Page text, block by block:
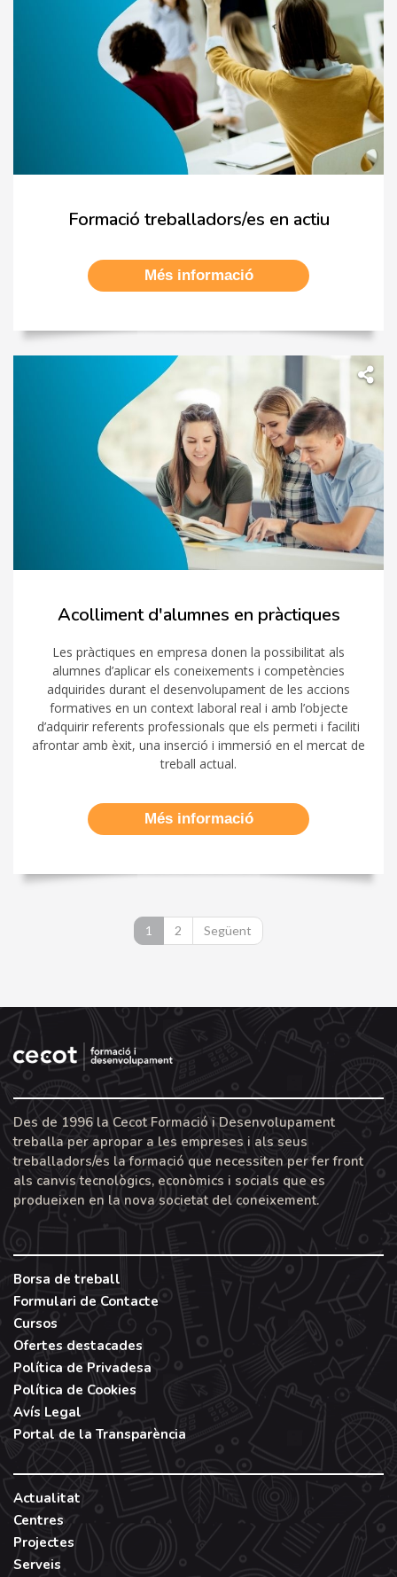
Formació treballadors/es en actiu
Més informació
Acolliment d'alumnes en pràctiques
Les pràctiques en empresa donen la possibilitat als
alumnes d’aplicar els coneixements i competències
adquirides durant el desenvolupament de les accions
formatives en un context laboral real i amb l’objecte
d’adquirir referents professionals que els permeti i faciliti
afrontar amb èxit, una inserció i immersió en el mercat de
treball actual.
Més informació
1 2 Següent
Des de 1996 la Cecot Formació i Desenvolupament
treballa per apropar a les empreses i als seus
treballadors/es la formació que necessiten per fer front
als canvis tecnològics, econòmics i socials que es
produeixen en la nova societat del coneixement.
Borsa de treball
Formulari de Contacte
Cursos
Ofertes destacades
Política de Privadesa
Política de Cookies
Avís Legal
Portal de la Transparència
Actualitat
Centres
Projectes
Serveis